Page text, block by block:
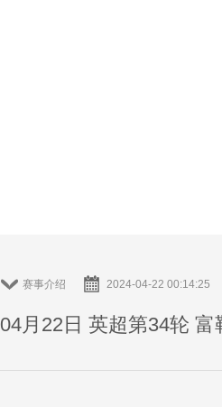
赛事介绍 2024-04-22 00:14:25
04月22日 英超第34轮